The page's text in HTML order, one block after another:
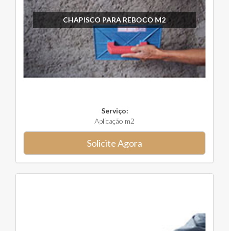
CHAPISCO PARA REBOCO M2
Serviço:
Aplicação m2
Solicite Agora